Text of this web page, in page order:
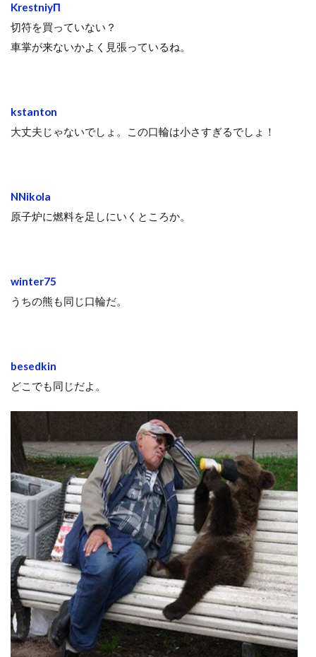
KrestniyП
切符を買っていない？
車掌が来ないかよく見張っているね。
kstanton
大丈夫じゃないでしょ。この口輪は小さすぎるでしょ！
NNikola
原子炉に燃料を足しにいくところか。
winter75
うちの熊も同じ口輪だ。
besedkin
どこでも同じだよ。